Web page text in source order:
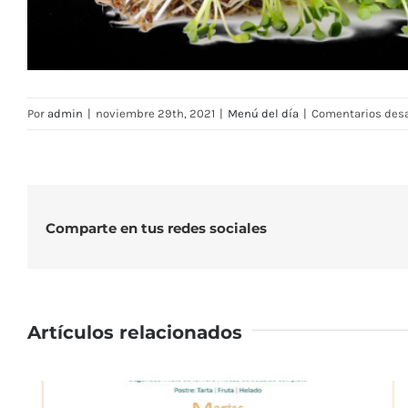
Por admin | noviembre 29th, 2021 | Menú del día | Comentarios
Comparte en tus redes sociales
Artículos relacionados